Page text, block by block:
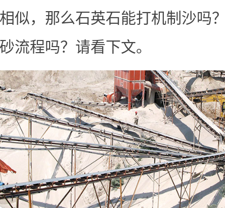
似，那么石英石能打机制沙吗
流程吗？请看下文。